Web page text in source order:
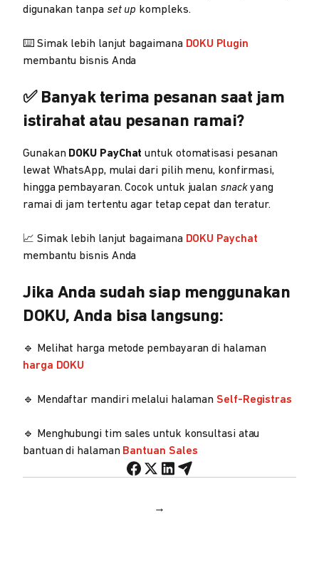
digunakan tanpa set up kompleks.
⌨️ Simak lebih lanjut bagaimana DOKU Plugin
membantu bisnis Anda
✅ Banyak terima pesanan saat jam
istirahat atau pesanan ramai?
Gunakan DOKU PayChat untuk otomatisasi pesanan
lewat WhatsApp, mulai dari pilih menu, konfirmasi,
hingga pembayaran. Cocok untuk jualan snackyang
ramai di jam tertentu agar tetap cepat dan teratur.
📈 Simak lebih lanjut bagaimana DOKU Paychat
membantu bisnis Anda
Jika Anda sudah siap menggunakan
DOKU, Anda bisa langsung:
🔹 Melihat harga metode pembayaran di halaman
harga DOKU
🔹 Mendaftar mandiri melalui halaman Self-Registras
🔹 Menghubungi tim sales untuk konsultasi atau
bantuan di halaman Bantuan Sales
→